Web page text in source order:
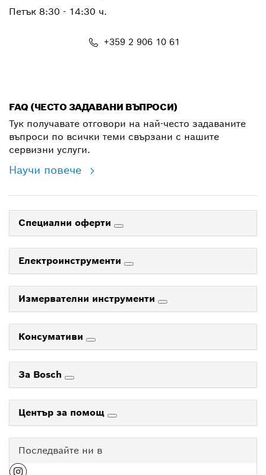
Петък 8:30 - 14:30 ч.
+359 2 906 10 61
FAQ (ЧЕСТО ЗАДАВАНИ ВЪПРОСИ)
Тук получавате отговори на най-често задаваните
въпроси по всички теми свързани с нашите
сервизни услуги.
Научи повече
Специални оферти
Електроинструменти
Измервателни инструменти
Консумативи
За Bosch
Център за помощ
Последвайте ни в